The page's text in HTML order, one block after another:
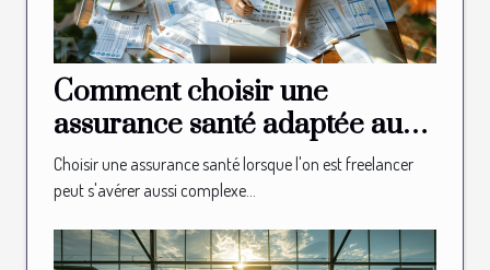
Comment choisir une
assurance santé adaptée aux
besoins des freelancers
Choisir une assurance santé lorsque l'on est freelancer
peut s'avérer aussi complexe...